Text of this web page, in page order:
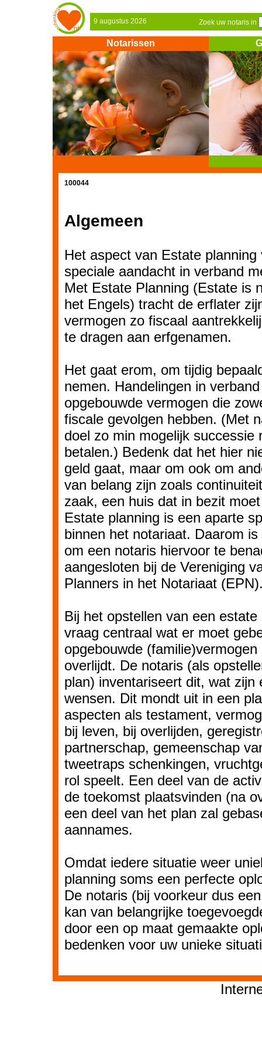
9 augustus 2026 Zoek uw notaris in
Notarissen
100044
Algemeen
Het aspect van Estate planning
speciale aandacht in verband
Met Estate Planning (Estate is
het Engels) tracht de erflater
vermogen zo fiscaal
te dragen aan erfgenamen.
Het gaat erom, om tijdig
nemen. Handelingen in
opgebouwde vermogen die
fiscale gevolgen hebben. (Met
doel zo min mogelijk successie
betalen.) Bedenk dat het hier
geld gaat, maar om ook om
van belang zijn zoals
zaak, een huis dat in bezit
Estate planning is een aparte
binnen het notariaat. Daarom
om een notaris hiervoor te
aangesloten bij de Vereniging
Planners in het Notariaat
Bij het opstellen van een
vraag centraal wat er moet
opgebouwde
overlijdt. De notaris (als
plan) inventariseert dit, wat zijn
wensen. Dit mondt uit in een
aspecten als testament,
bij leven, bij overlijden,
partnerschap, gemeenschap
tweetraps schenkingen,
rol speelt. Een deel van de
de toekomst plaatsvinden (na
een deel van het plan zal
aannames.
Omdat iedere situatie weer
planning soms een perfecte
De notaris (bij voorkeur dus
kan van belangrijke
door een op maat gemaakte
bedenken voor uw unieke